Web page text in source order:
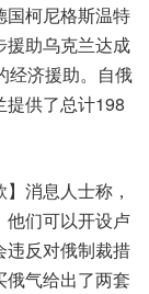
国柯尼格斯温特
援助乌克兰达成
经济援助。自俄
提供了总计198
消息人士称，
他们可以开设卢
违反对俄制裁措
气给出了两套